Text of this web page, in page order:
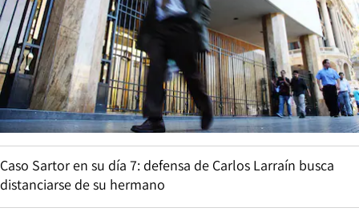
Caso Sartor en su día 7: defensa de Carlos Larraín busca
distanciarse de su hermano